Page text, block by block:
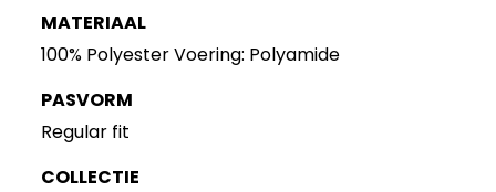
MATERIAAL
100% Polyester Voering: Polyamide
PASVORM
Regular fit
COLLECTIE